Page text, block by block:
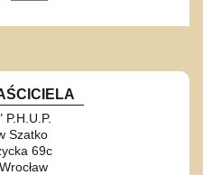
P.H.U.P.
Szatko
69c